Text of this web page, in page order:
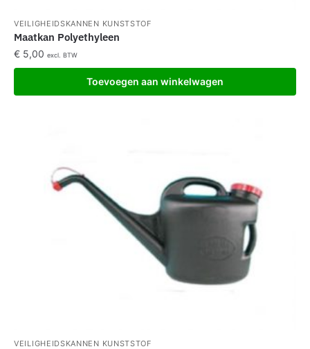
VEILIGHEIDSKANNEN KUNSTSTOF
Maatkan Polyethyleen
€ 5,00 excl. BTW
Toevoegen aan winkelwagen
VEILIGHEIDSKANNEN KUNSTSTOF